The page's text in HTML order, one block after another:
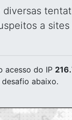
diversas
a
acesso do IP
abaixo.